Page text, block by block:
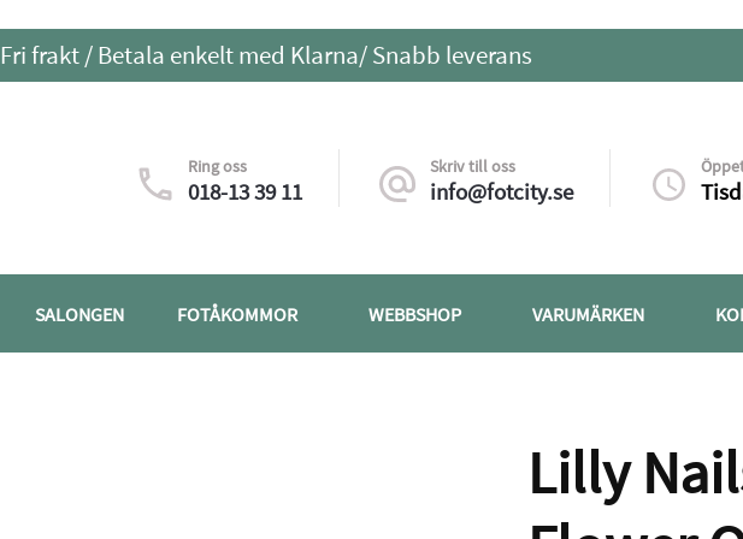
Fri frakt / Betala enkelt med Klarna/ Snabb leverans
Ring oss
018-13 39 11
Skriv till oss
info@fotcity.se
SALONGEN FOTÅKOMMOR WEBBSHOP VARUMÄRKEN
Lilly